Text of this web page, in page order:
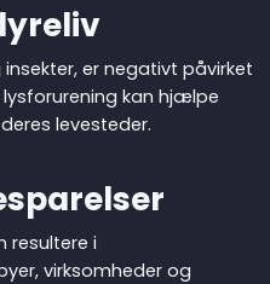
er negativt påvirket
kan hjælpe
levesteder.
resultere i
virksomheder og